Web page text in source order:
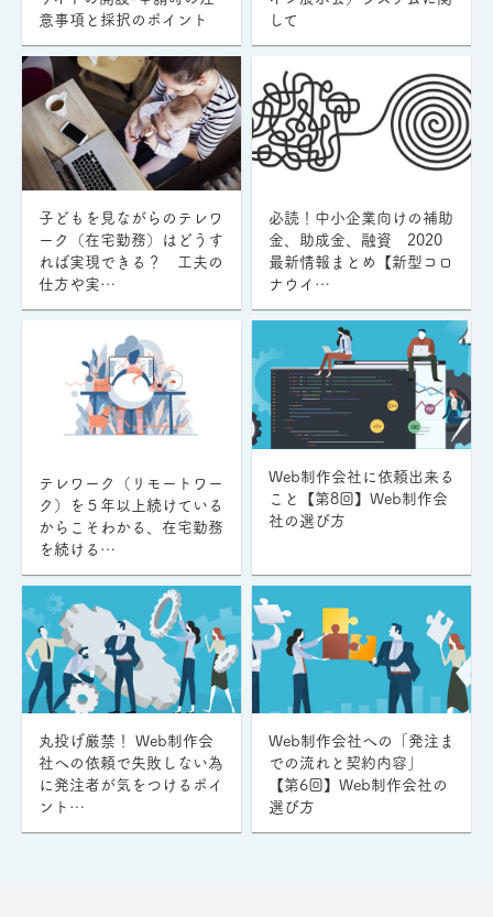
意事項と採択のポイント
して
子どもを見ながらのテレワ
ーク（在宅勤務）はどうす
れば実現できる？ 工夫の
仕方や実…
必読！中小企業向けの補助
金、助成金、融資 2020
最新情報まとめ【新型コロ
ナウイ…
テレワーク（リモートワー
ク）を５年以上続けている
からこそわかる、在宅勤務
を続ける…
Web制作会社に依頼出来る
こと【第8回】Web制作会
社の選び方
丸投げ厳禁！ Web制作会
社への依頼で失敗しない為
に発注者が気をつけるポイ
ント…
Web制作会社への「発注ま
での流れと契約内容」
【第6回】Web制作会社の
選び方